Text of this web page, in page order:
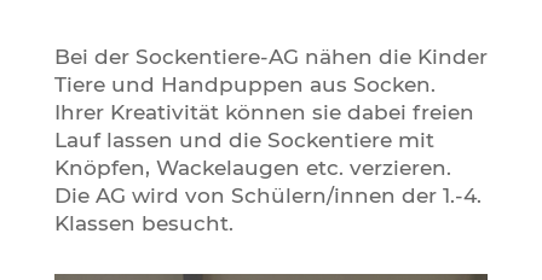
Bei der Sockentiere-AG nähen die Kinder
Tiere und Handpuppen aus Socken.
Ihrer Kreativität können sie dabei freien
Lauf lassen und die Sockentiere mit
Knöpfen, Wackelaugen etc. verzieren.
Die AG wird von Schülern/innen der 1.-4.
Klassen besucht.